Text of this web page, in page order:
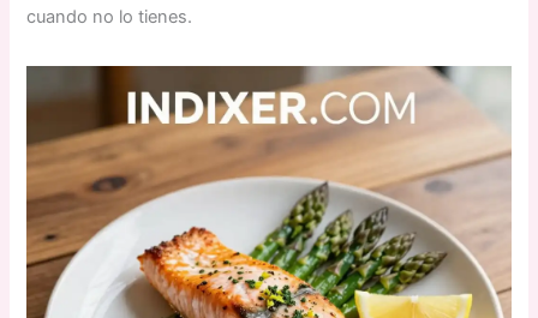
cuando no lo tienes.